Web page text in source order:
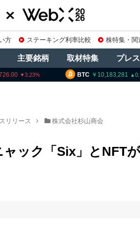
方 ステーキング利率比較 株特集・関
主要銘柄 取材特集 プレ
BTC 10,183,281 0.34
3.23
リリース 株式会社杉山商会
ャック「Six」とNFT